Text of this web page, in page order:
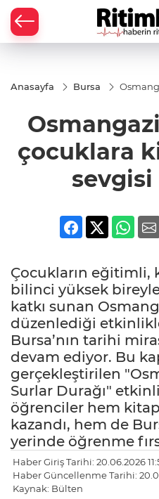
Anasayfa Bursa
kitap ve
tarih
sevgisi
aşılıyor
çocuklara
sevgisi
Çocukların eğitimli,
bilinci yüksek
katkı sunan
düzenlediği
Bursa’nın tarihi
devam ediyor. Bu
gerçekleştirilen
Surlar Durağı"
öğrenciler hem kitap
kazandı, hem de
yerinde öğrenme
Haber Giriş Tarihi: 20.06.2026
Haber Güncellenme Tarihi:
Kaynak: Bülten